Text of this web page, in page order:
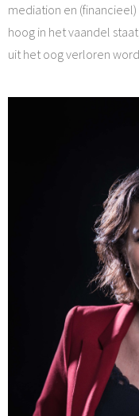
mediation en
hoog in het vaandel
uit het oog verloren